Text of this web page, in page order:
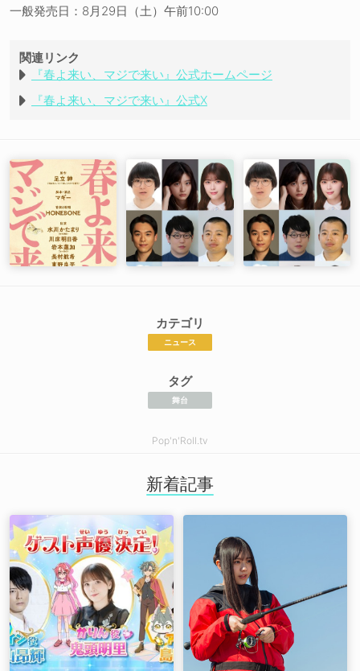
一般発売日：8月29日（土）午前10:00
関連リンク
『春よ来い、マジで来い』公式ホームページ
『春よ来い、マジで来い』公式X
カテゴリ
ニュース
タグ
舞台
Pop'n'Roll.tv
新着記事